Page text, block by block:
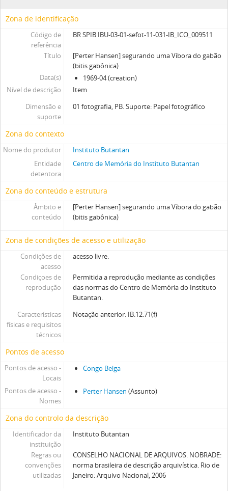
Zona de identificação
Código de
referência
BR SPIB IBU-03-01-sefot-11-031-IB_ICO_009511
Título
[Perter Hansen] segurando uma Víbora do gabão
(bitis gabônica)
Data(s)
1969-04 (creation)
Nível de descrição
Item
Dimensão e
suporte
01 fotografia, PB. Suporte: Papel fotográfico
Zona do contexto
Nome do produtor
Instituto Butantan
Entidade
detentora
Centro de Memória do Instituto Butantan
Zona do conteúdo e estrutura
Âmbito e
conteúdo
[Perter Hansen] segurando uma Víbora do gabão
(bitis gabônica)
Zona de condições de acesso e utilização
Condições de
acesso
acesso livre.
Condiçoes de
reprodução
Permitida a reprodução mediante as condições
das normas do Centro de Memória do Instituto
Butantan.
Características
físicas e requisitos
técnicos
Notação anterior: IB.12.71(f)
Pontos de acesso
Pontos de acesso -
Locais
Congo Belga
Pontos de acesso -
Nomes
Perter Hansen (Assunto)
Zona do controlo da descrição
Identificador da
instituição
Instituto Butantan
Regras ou
convenções
utilizadas
CONSELHO NACIONAL DE ARQUIVOS. NOBRADE:
norma brasileira de descrição arquivística. Rio de
Janeiro: Arquivo Nacional, 2006